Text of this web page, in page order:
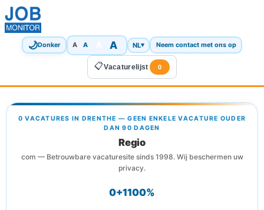
🌙Donker A A A NL▾ Neem contact met ons op
📋Vacaturelijst 0
0 VACATURES IN DRENTHE — GEEN ENKELE VACATURE OUDER
DAN 90 DAGEN
Regio
com — Betrouwbare vacaturesite sinds 1998. Wij beschermen uw
privacy.
0+1100%